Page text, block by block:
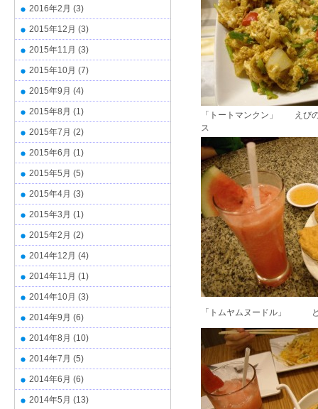
「トートマンクン」 えび
ス
「トムヤムヌードル」 と
2016年2月 (3)
2015年12月 (3)
2015年11月 (3)
2015年10月 (7)
2015年9月 (4)
2015年8月 (1)
2015年7月 (2)
2015年6月 (1)
2015年5月 (5)
2015年4月 (3)
2015年3月 (1)
2015年2月 (2)
2014年12月 (4)
2014年11月 (1)
2014年10月 (3)
2014年9月 (6)
2014年8月 (10)
2014年7月 (5)
2014年6月 (6)
2014年5月 (13)